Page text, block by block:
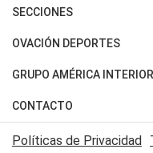
Últimas Noticias
Política
Judiciales
Economia
SECCIONES
Horóscopo
Motores
Trucos caseros
Series y Películas
OVACIÓN DEPORTES
Fútbol
Mundial
Automovilismo
GRUPO AMÉRICA INTERIOR
Canal 7 en Vivo
CONTACTO
Acerca de Nosotros
Políticas de Privacidad